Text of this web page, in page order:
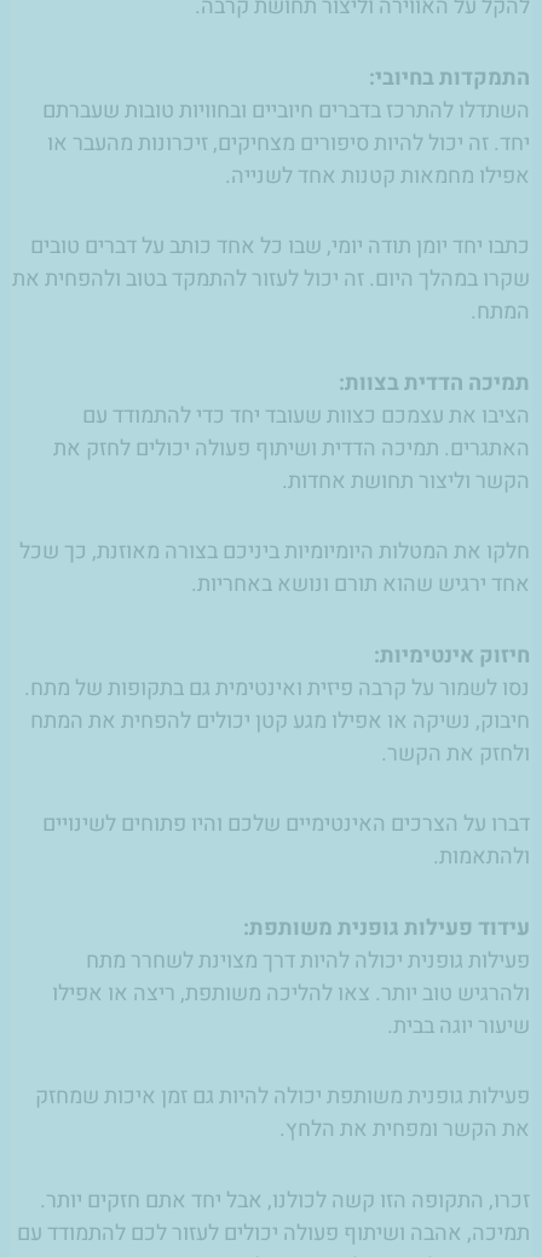
להקל על האווירה וליצור תחושת קרבה.
התמקדות בחיובי:
השתדלו להתרכז בדברים חיוביים ובחוויות טובות שעברתם
יחד. זה יכול להיות סיפורים מצחיקים, זיכרונות מהעבר או
אפילו מחמאות קטנות אחד לשנייה.
כתבו יחד יומן תודה יומי, שבו כל אחד כותב על דברים טובים
שקרו במהלך היום. זה יכול לעזור להתמקד בטוב ולהפחית את
המתח.
תמיכה הדדית בצוות:
הציבו את עצמכם כצוות שעובד יחד כדי להתמודד עם
האתגרים. תמיכה הדדית ושיתוף פעולה יכולים לחזק את
הקשר וליצור תחושת אחדות.
חלקו את המטלות היומיומיות ביניכם בצורה מאוזנת, כך שכל
אחד ירגיש שהוא תורם ונושא באחריות.
חיזוק אינטימיות:
נסו לשמור על קרבה פיזית ואינטימית גם בתקופות של מתח.
חיבוק, נשיקה או אפילו מגע קטן יכולים להפחית את המתח
ולחזק את הקשר.
דברו על הצרכים האינטימיים שלכם והיו פתוחים לשינויים
ולהתאמות.
עידוד פעילות גופנית משותפת:
פעילות גופנית יכולה להיות דרך מצוינת לשחרר מתח
ולהרגיש טוב יותר. צאו להליכה משותפת, ריצה או אפילו
שיעור יוגה בבית.
פעילות גופנית משותפת יכולה להיות גם זמן איכות שמחזק
את הקשר ומפחית את הלחץ.
זכרו, התקופה הזו קשה לכולנו, אבל יחד אתם חזקים יותר.
תמיכה, אהבה ושיתוף פעולה יכולים לעזור לכם להתמודד עם